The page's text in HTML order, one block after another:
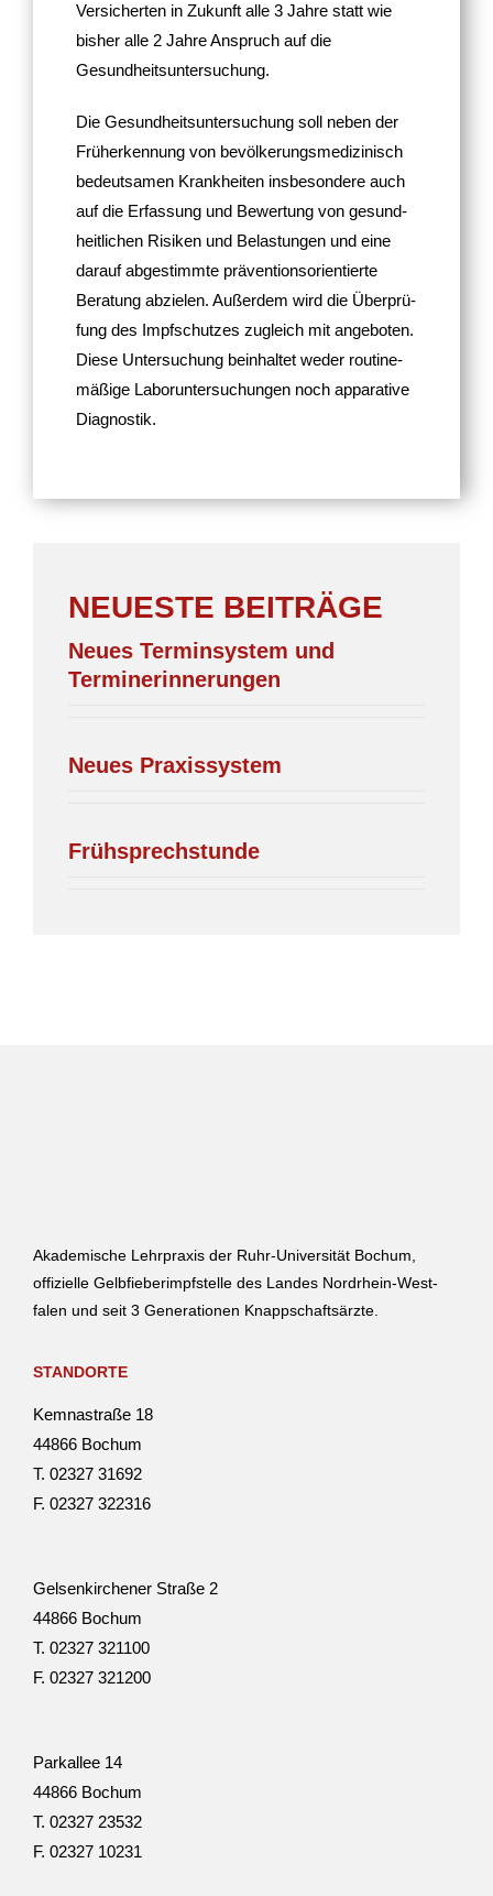
Versi­cherten in Zukunft alle 3 Jahre statt wie
bisher alle 2 Jahre Anspruch auf die
Gesundheitsuntersuchung.
Die Gesundheits­untersuchung soll neben der
Früh­erken­nung von bevöl­ke­rungs­me­di­zi­nisch
bedeut­samen Krank­heiten insbe­son­dere auch
auf die Erfas­sung und Bewer­tung von gesund­
heit­li­chen Risiken und Belas­tungen und eine
darauf abge­stimmte präven­ti­ons­ori­en­tierte
Bera­tung abzielen. Außerdem wird die Über­prü­
fung des Impf­schutzes zugleich mit ange­boten.
Diese Unter­su­chung beinhaltet weder routi­ne­
mä­ßige Labor­un­ter­su­chungen noch appa­ra­tive
Diagnostik.
NEUESTE BEITRÄGE
Neues Termin­system und
Terminerinnerungen
Neues Praxis­system
Früh­sprech­stunde
Akade­mi­sche Lehr­praxis der Ruhr-Universität Bochum,
offizielle Gelb­fie­ber­impf­stelle des Landes Nord­rhein-West­
falen und seit 3 Gene­ra­tionen Knappschaftsärzte.
STANDORTE
Kemna­straße 18
44866 Bochum
T. 02327 31692
F. 02327 322316
Gelsen­kir­chener Straße 2
44866 Bochum
T. 02327 321100
F. 02327 321200
Park­allee 14
44866 Bochum
T. 02327 23532
F. 02327 10231